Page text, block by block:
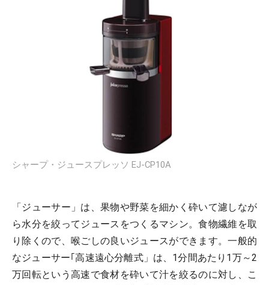
シャープ・ジュースプレッソ EJ-CP10A
「ジューサー」は、果物や野菜を細かく砕いて濾しなが
ら水分を絞ってジュースをつくるマシン。食物繊維を取
り除くので、喉ごしの良いジュースができます。一般的
なジューサー｢高速遠心分離式」は、1分間あたり1万～2
万回転という高速で食材を砕いて汁を絞るのに対し、こ